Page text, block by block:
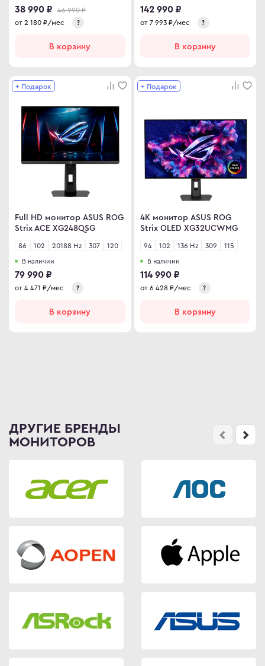
38 990 ₽
46 990 ₽
от 2 180 ₽/мес ?
В корзину
142 990 ₽
от 7 993₽/мес ?
В корзину
+ Подарок
Full HD монитор ASUS ROG
Strix ACE XG248QSG
86 102 20188 Hz 307 120
В наличии
79 990 ₽
от 4 471 ₽/мес ?
В корзину
+ Подарок
4K монитор ASUS ROG
Strix OLED XG32UCWMG
94 102 136 Hz 309 115
В наличии
114 990 ₽
от 6 428₽/мес ?
В корзину
ДРУГИЕ БРЕНДЫ
МОНИТОРОВ